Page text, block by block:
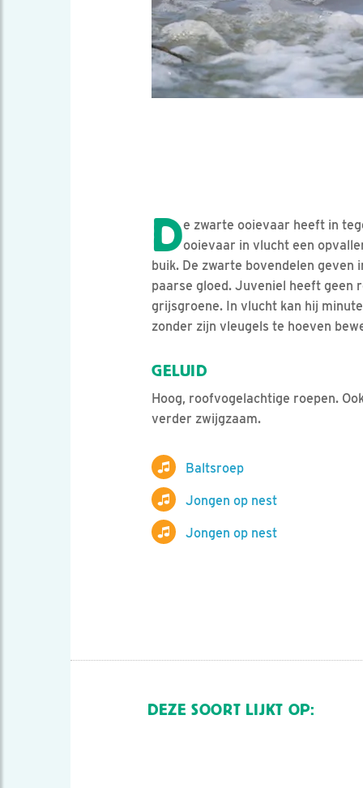
De zwarte ooievaar heeft in
ooievaar in vlucht een
buik. De zwarte bovendelen geven
paarse gloed. Juveniel heeft geen
grijsgroene. In vlucht kan hij
zonder zijn vleugels te hoeven
GELUID
Hoog, roofvogelachtige roepen.
verder zwijgzaam.
Baltsroep
Jongen op nest
Jongen op nest
DEZE SOORT LIJKT OP: